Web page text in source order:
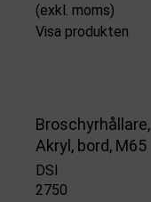
(exkl. moms)
Visa produkten
Broschyrhållare,
Akryl, bord, M65
DSI
2750